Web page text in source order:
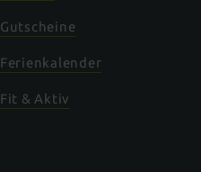
Gutscheine
Ferienkalender
Fit & Aktiv